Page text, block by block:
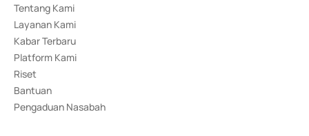
Tentang Kami
Layanan Kami
Kabar Terbaru
Platform Kami
Riset
Bantuan
Pengaduan Nasabah